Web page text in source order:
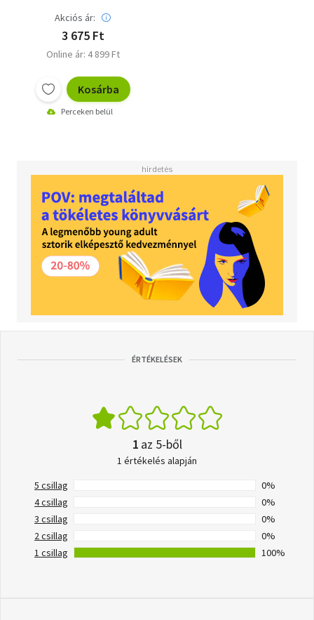
Akciós ár:
3 675 Ft
Online ár: 4 899 Ft
Kosárba
Perceken belül
ÉRTÉKELÉSEK
1 az 5-ből
1 értékelés alapján
5 csillag
0%
4 csillag
0%
3 csillag
0%
2 csillag
0%
1 csillag
100%